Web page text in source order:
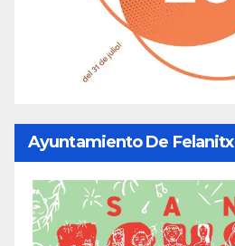
Ayuntamiento De Felanitx